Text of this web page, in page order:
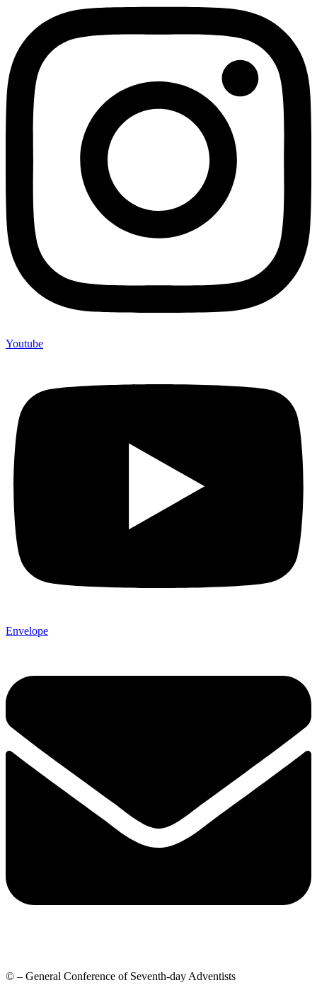
Youtube
Envelope
© – General Conference of Seventh-day Adventists